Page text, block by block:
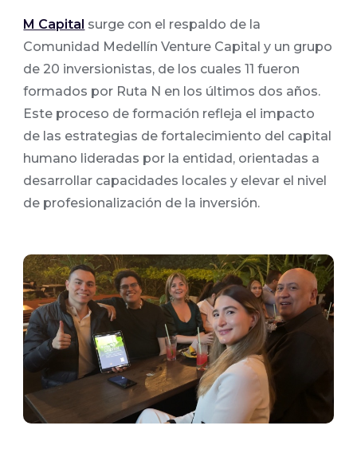
M Capital surge con el respaldo de la
Comunidad Medellín Venture Capital y un grupo
de 20 inversionistas, de los cuales 11 fueron
formados por Ruta N en los últimos dos años.
Este proceso de formación refleja el impacto
de las estrategias de fortalecimiento del capital
humano lideradas por la entidad, orientadas a
desarrollar capacidades locales y elevar el nivel
de profesionalización de la inversión.